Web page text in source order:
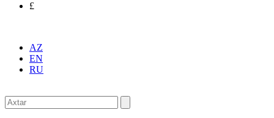
£
AZ
EN
RU